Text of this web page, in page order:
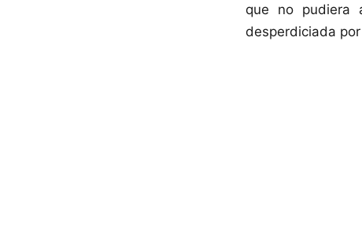
que no pudiera
desperdiciada